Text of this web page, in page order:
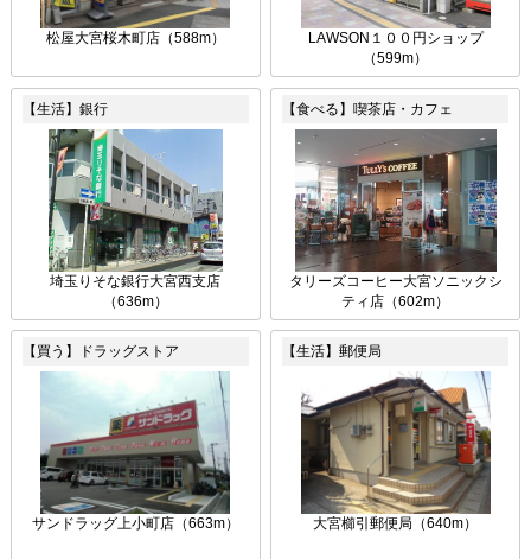
松屋大宮桜木町店（588m）
LAWSON１００円ショップ
（599m）
【生活】銀行
埼玉りそな銀行大宮西支店
（636m）
【食べる】喫茶店・カフェ
タリーズコーヒー大宮ソニックシ
ティ店（602m）
【買う】ドラッグストア
サンドラッグ上小町店（663m）
【生活】郵便局
大宮櫛引郵便局（640m）